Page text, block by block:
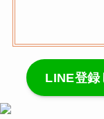
LINE登録